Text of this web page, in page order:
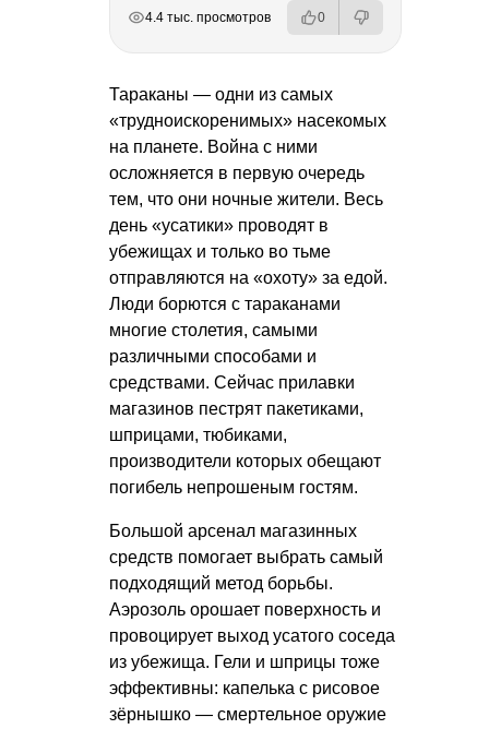
4.4 тыс. просмотров 0
Тараканы — одни из самых
«трудноискоренимых» насекомых
на планете. Война с ними
осложняется в первую очередь
тем, что они ночные жители. Весь
день «усатики» проводят в
убежищах и только во тьме
отправляются на «охоту» за едой.
Люди борются с тараканами
многие столетия, самыми
различными способами и
средствами. Сейчас прилавки
магазинов пестрят пакетиками,
шприцами, тюбиками,
производители которых обещают
погибель непрошеным гостям.
Большой арсенал магазинных
средств помогает выбрать самый
подходящий метод борьбы.
Аэрозоль орошает поверхность и
провоцирует выход усатого соседа
из убежища. Гели и шприцы тоже
эффективны: капелька с рисовое
зёрнышко — смертельное оружие